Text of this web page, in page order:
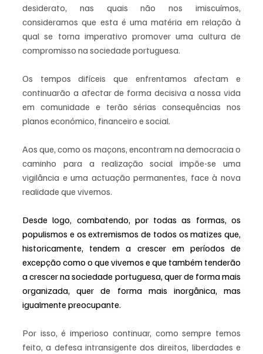
desiderato, nas quais não nos imiscuímos,
consideramos que esta é uma matéria em relação à
qual se torna imperativo promover uma cultura de
compromisso na sociedade portuguesa.
Os tempos difíceis que enfrentamos afectam e
continuarão a afectar de forma decisiva a nossa vida
em comunidade e terão sérias consequências nos
planos económico, financeiro e social.
Aos que, como os maçons, encontram na democracia o
caminho para a realização social impõe-se uma
vigilância e uma actuação permanentes, face à nova
realidade que vivemos.
Desde logo, combatendo, por todas as formas, os
populismos e os extremismos de todos os matizes que,
historicamente, tendem a crescer em períodos de
excepção como o que vivemos e que também tenderão
a crescer na sociedade portuguesa, quer de forma mais
organizada, quer de forma mais inorgânica, mas
igualmente preocupante.
Por isso, é imperioso continuar, como sempre temos
feito, a defesa intransigente dos direitos, liberdades e